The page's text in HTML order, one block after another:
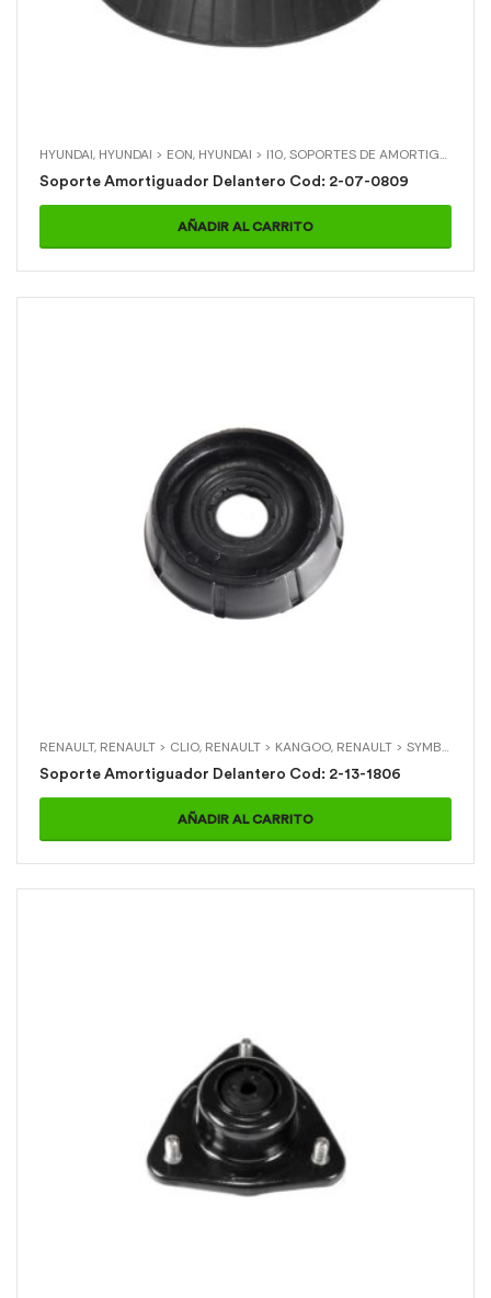
HYUNDAI, HYUNDAI > EON, HYUNDAI > I10,SOPORTES DE AMORTIGUADOR
Soporte Amortiguador Delantero Cod: 2-07-0809
AÑADIR AL CARRITO
RENAULT, RENAULT > CLIO, RENAULT > KANGOO, RENAULT > SYMBOL
Soporte Amortiguador Delantero Cod: 2-13-1806
AÑADIR AL CARRITO